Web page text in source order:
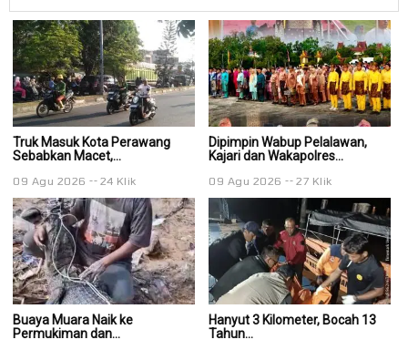
Truk Masuk Kota Perawang
Sebabkan Macet,...
09 Agu 2026 24 Klik
Dipimpin Wabup Pelalawan,
Kajari dan Wakapolres...
09 Agu 2026 27 Klik
Buaya Muara Naik ke
Permukiman dan...
Hanyut 3 Kilometer, Bocah 13
Tahun...